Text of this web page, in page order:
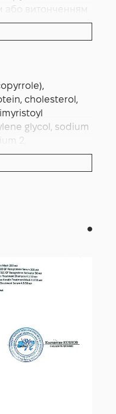
або витонченням
лосьйон
день. Курс — 4-6
підтримувальний
прохолодному
водою.
cholesterol,
glycol, sodium
2,